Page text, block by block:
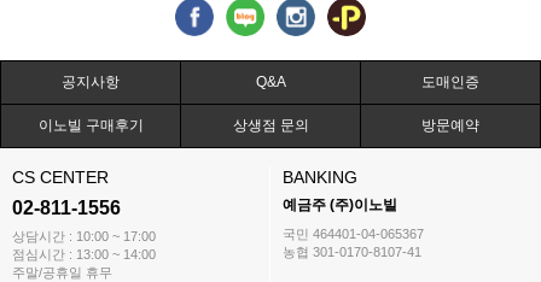
공지사항 Q&A 도매인증
이노빌 구매후기 상생점 문의 방문예약
CS CENTER
02-811-1556
상담시간 : 10:00 ~ 17:00
점심시간 : 13:00 ~ 14:00
주말/공휴일 휴무
BANKING
예금주 (주)이노빌
국민 464401-04-065367
농협 301-0170-8107-41